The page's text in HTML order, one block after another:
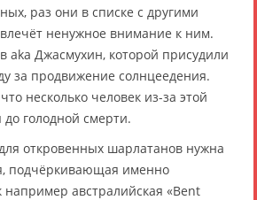
раз они в списке с другими
ненужное внимание к ним.
aka Джасмухин, которой присудили
за продвижение солнцеедения.
несколько человек из-за этой
до голодной смерти.
откровенных шарлатанов нужна
подчёркивающая именно
например австралийская «Bent